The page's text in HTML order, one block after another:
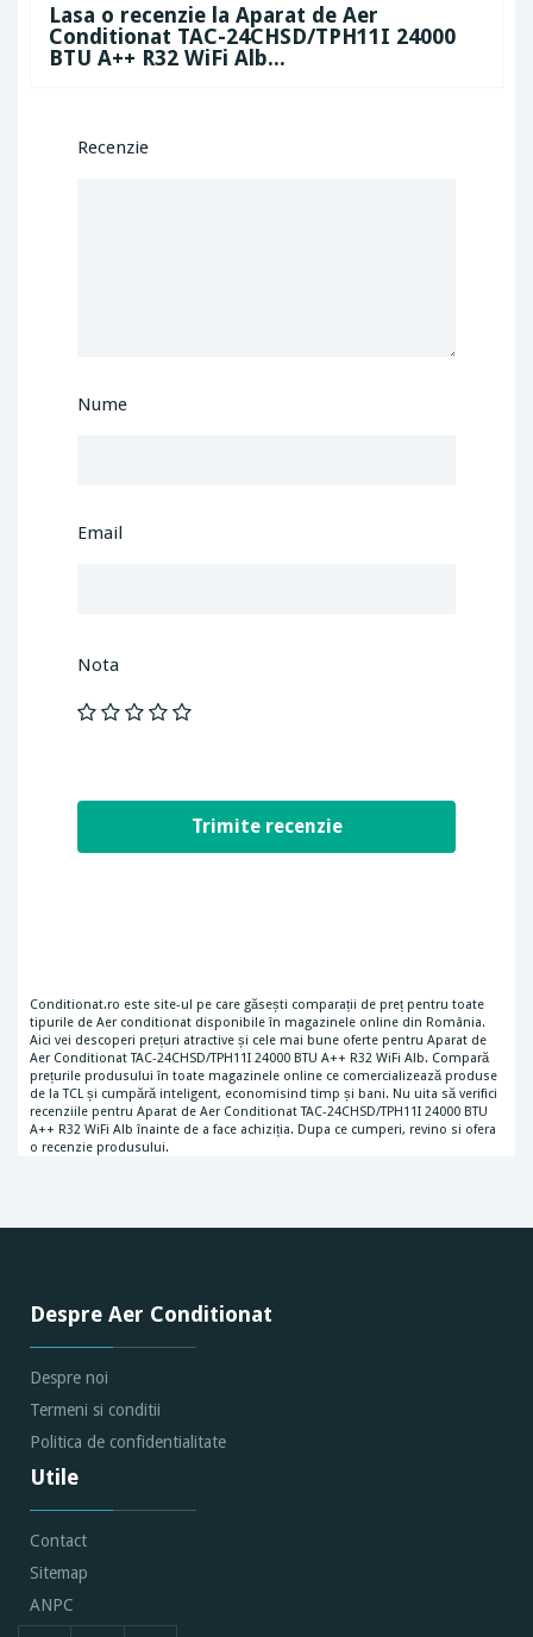
Lasa o recenzie la Aparat de Aer
Conditionat TAC-24CHSD/TPH11I 24000
BTU A++ R32 WiFi Alb...
Recenzie
Nume
Email
Nota
Conditionat.ro este site-ul pe care găsești comparații de preț pentru toate
tipurile de Aer conditionat disponibile în magazinele online din România.
Aici vei descoperi prețuri atractive și cele mai bune oferte pentru Aparat de
Aer Conditionat TAC-24CHSD/TPH11I 24000 BTU A++ R32 WiFi Alb. Compară
prețurile produsului în toate magazinele online ce comercializează produse
de la TCL și cumpără inteligent, economisind timp și bani. Nu uita să verifici
recenziile pentru Aparat de Aer Conditionat TAC-24CHSD/TPH11I 24000 BTU
A++ R32 WiFi Alb înainte de a face achiziția. Dupa ce cumperi, revino si ofera
o recenzie produsului.
Despre Aer Conditionat
Despre noi
Termeni si conditii
Politica de confidentialitate
Utile
Contact
Sitemap
ANPC